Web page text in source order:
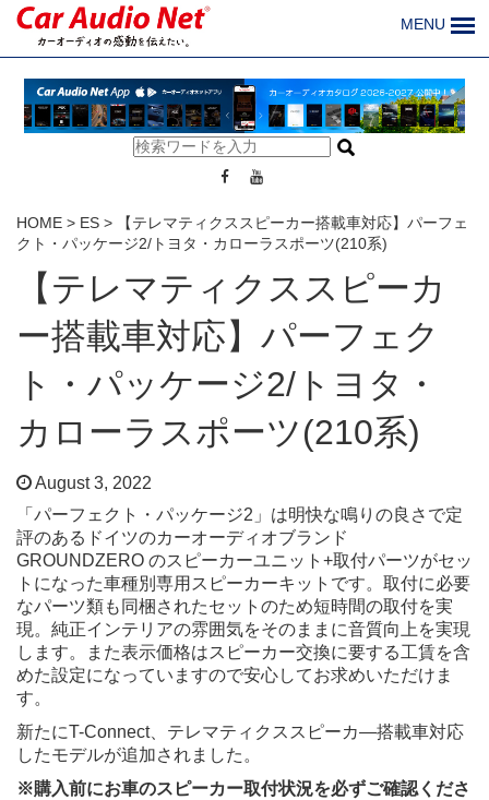
MENU
HOME > ES >
【テレマティクススピーカー搭載車対応】パーフェ
クト・パッケージ2/トヨタ・カローラスポーツ(210系)
【テレマティクススピーカ
ー搭載車対応】パーフェク
ト・パッケージ2/トヨタ・
カローラスポーツ(210系)
August 3, 2022
「パーフェクト・パッケージ2」は明快な鳴りの良さで定
評のあるドイツのカーオーディオブランド
GROUNDZERO のスピーカーユニット+取付パーツがセッ
トになった車種別専用スピーカーキットです。取付に必要
なパーツ類も同梱されたセットのため短時間の取付を実
現。純正インテリアの雰囲気をそのままに音質向上を実現
します。また表示価格はスピーカー交換に要する工賃を含
めた設定になっていますので安心してお求めいただけま
す。
新たにT-Connect、テレマティクススピーカ―搭載車対応
したモデルが追加されました。
※購入前にお車のスピーカー取付状況を必ずご確認くださ